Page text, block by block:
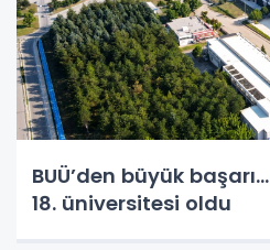
BUÜ’den büyük
18. üniversitesi oldu